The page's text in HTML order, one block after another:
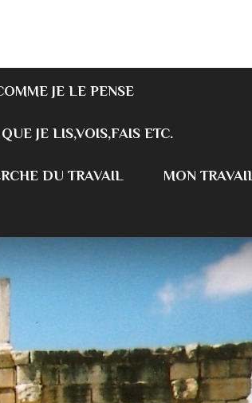
JE LE PENSE
JE LIS,VOIS,FAIS ETC.
DU TRAVAIL MON TRAVAIL